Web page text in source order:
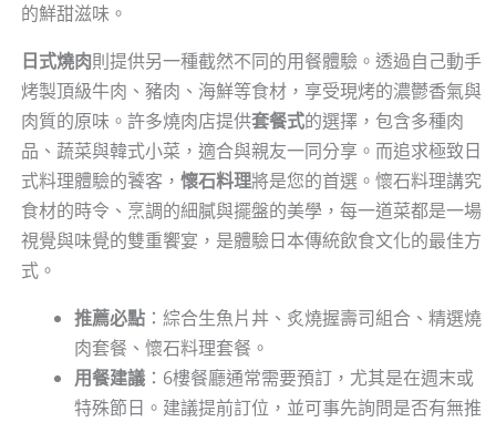
的鮮甜滋味。
日式燒肉則提供另一種截然不同的用餐體驗。透過自己動手
烤製頂級牛肉、豬肉、海鮮等食材，享受現烤的濃鬱香氣與
肉質的原味。許多燒肉店提供套餐式的選擇，包含多種肉
品、蔬菜與韓式小菜，適合與親友一同分享。而追求極致日
式料理體驗的饕客， 懷石料理將是您的首選。懷石料理講究
食材的時令、烹調的細膩與擺盤的美學，每一道菜都是一場
視覺與味覺的雙重饗宴，是體驗日本傳統飲食文化的最佳方
式。
推薦必點：綜合生魚片丼、炙燒握壽司組合、精選燒
肉套餐、懷石料理套餐。
用餐建議：6樓餐廳通常需要預訂，尤其是在週末或
特殊節日。建議提前訂位，並可事先詢問是否有無推